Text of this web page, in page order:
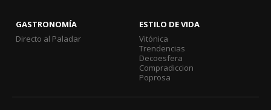
GASTRONOMÍA
Directo al Paladar
ESTILO DE VIDA
Vitónica
Trendencias
Decoesfera
Compradiccion
Poprosa